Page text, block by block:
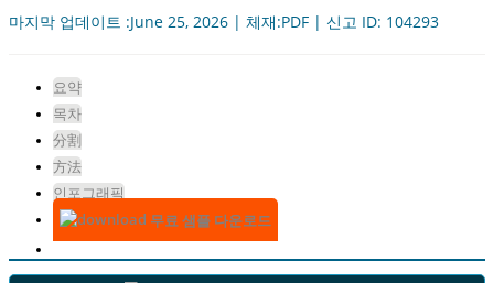
마지막 업데이트 :June 25, 2026 | 체재:PDF | 신고 ID: 104293
요약
목차
分割
方法
인포그래픽
무료 샘플 다운로드